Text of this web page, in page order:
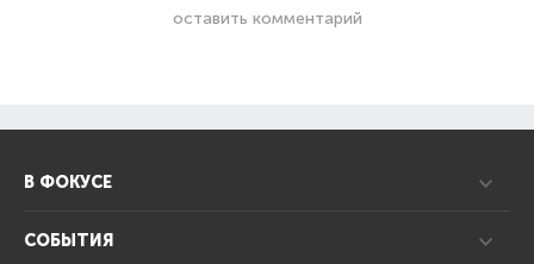
оставить комментарий
В ФОКУСЕ
СОБЫТИЯ